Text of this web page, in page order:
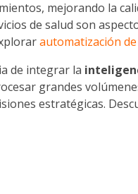
mejorando la
de salud son
automatización
de integrar la
grandes
estratégicas.